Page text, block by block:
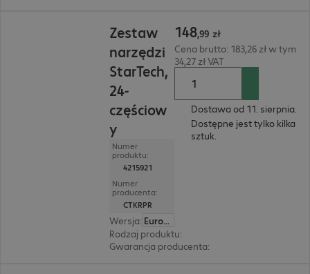
Zestaw
narzędzi
StarTech,
24-
częściow
y
Numer
produktu:
4215921
Numer
producenta:
CTKRPR
Wersja:
Europa
Rodzaj produktu:
Gwarancja producenta:
148,99 zł
Cena brutto: 183,26 zł w tym
34,27 zł VAT
Dostawa od 11. sierpnia.
Dostępne jest tylko kilka
sztuk.